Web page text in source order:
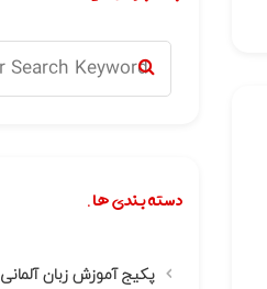
دسته بندی ها.
پکیج آموزش زبان آلمانی